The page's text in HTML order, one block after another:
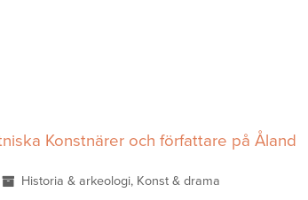
Konstnärer och författare på Åland
Historia & arkeologi, Konst & drama